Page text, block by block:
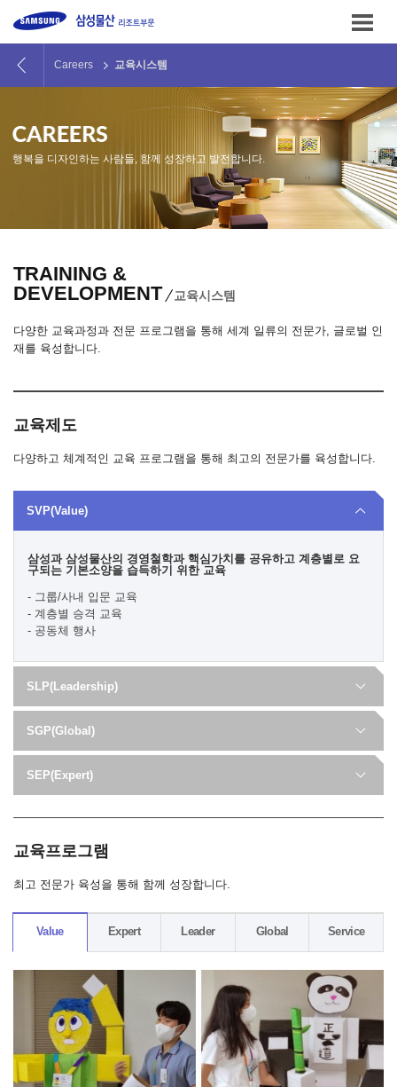
Careers 교육시스템
행복을 디자인하는 사람들, 함께 성장하고 발전합니다.
TRAINING &
DEVELOPMENT
교육시스템
다양한 교육과정과 전문 프로그램을 통해 세계 일류의 전문가, 글로벌 인
재를 육성합니다.
교육제도
다양하고 체계적인 교육 프로그램을 통해 최고의 전문가를 육성합니다.
SVP(Value)
삼성과 삼성물산의 경영철학과 핵심가치를 공유하고 계층별로 요
구되는 기본소양을 습득하기 위한 교육
- 그룹/사내 입문 교육
- 계층별 승격 교육
- 공동체 행사
SLP(Leadership)
SGP(Global)
SEP(Expert)
교육프로그램
최고 전문가 육성을 통해 함께 성장합니다.
Value Expert Leader Global Service